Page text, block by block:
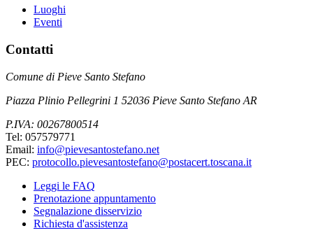
Luoghi
Eventi
Contatti
Comune di Pieve Santo Stefano
Piazza Plinio Pellegrini 1 52036 Pieve Santo Stefano AR
P.IVA: 00267800514
Tel: 057579771
Email: info@pievesantostefano.net
PEC: protocollo.pievesantostefano@postacert.toscana.it
Leggi le FAQ
Prenotazione appuntamento
Segnalazione disservizio
Richiesta d'assistenza